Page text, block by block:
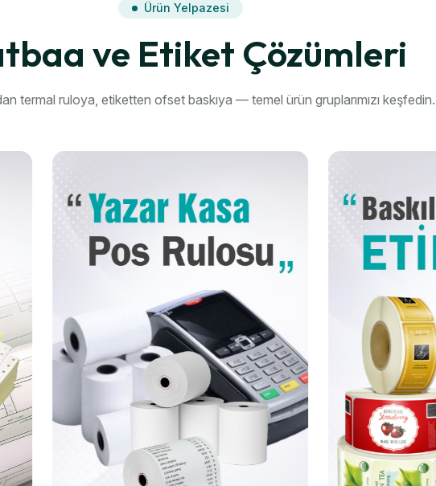
Ürün Yelpazesi
ve Etiket Çözümleri
termal ruloya, etiketten ofset baskıya — temel ürün gruplarımızı keşfedin.